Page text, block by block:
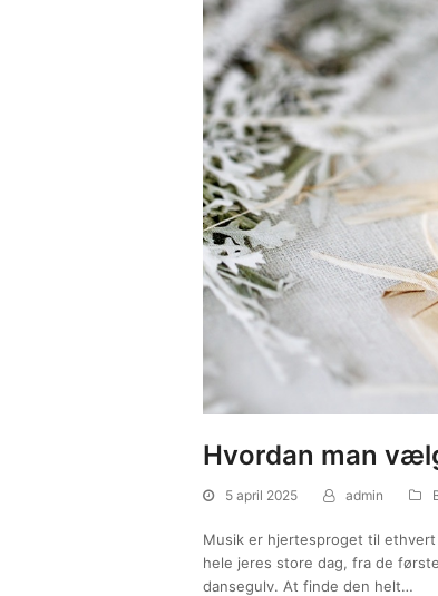
Hvordan man
5 april 2025 admin
Musik er hjertesproget til
hele jeres store dag, fra de
dansegulv. At finde den helt…